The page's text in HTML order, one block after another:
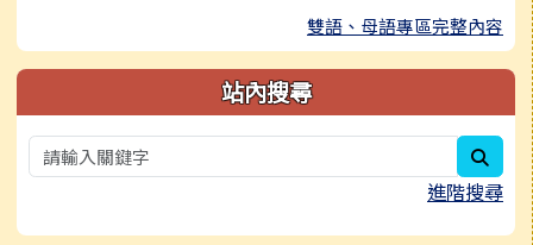
雙語、母語專區完整內容
站內搜尋
進階搜尋